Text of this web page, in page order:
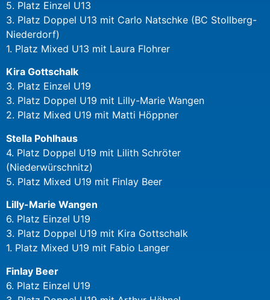
5. Platz Einzel U13
3. Platz Doppel U13 mit Carlo Natschke (BC Stollberg-
Niederdorf)
1. Platz Mixed U13 mit Laura Flohrer
Kira Gottschalk
3. Platz Einzel U19
3. Platz Doppel U19 mit Lilly-Marie Wangen
2. Platz Mixed U19 mit Matti Höppner
Stella Pohlhaus
4. Platz Doppel U19 mit Lilith Schröter
(Niederwürschnitz)
5. Platz Mixed U19 mit Finlay Beer
Lilly-Marie Wangen
6. Platz Einzel U19
3. Platz Doppel U19 mit Kira Gottschalk
1. Platz Mixed U19 mit Fabio Langer
Finlay Beer
6. Platz Einzel U19